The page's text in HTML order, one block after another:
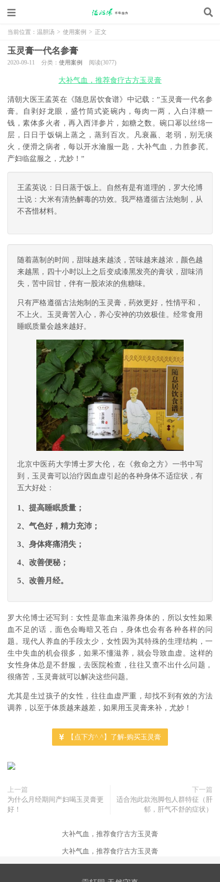
当前位置： 温胆汤 > 使用案例 > 正文
玉灵膏一代名参膏
2020-09-11 分类： 使用案例 阅读(3077)
大补气血，推荐食疗古方玉灵膏
清朝大医王孟英在《随息居饮食谱》中记载：”玉灵膏一代名参
膏。自剥好龙眼，盛竹筒式瓷碗内，每肉一两，入白洋糖一
钱，素体多火者，再入西洋参片，如糖之数。碗口幂以丝绵一
层，日日于饭锅上蒸之，蒸到百次。凡衰羸、老弱，别无痰
火，便滑之病者，每以开水瀹服一匙，大补气血，力胜参芪。
产妇临盆服之，尤妙！”
王孟英说：日日蒸于饭上。自然有是有道理的，罗大伦博
士说：大米有清热解毒的功效。我严格遵循古法炮制，从
不吝惜材料。
随着蒸制的时间，甜味越来越淡，苦味越来越浓，颜色越
来越黑，四十小时以上之后变成漆黑发亮的膏状，甜味消
失，苦中回甘，伴有一股浓浓的焦糖味。
只有严格遵循古法炮制的玉灵膏，药效更好，性情平和，
不上火。玉灵膏苦入心，养心安神的功效极佳。经常食用
睡眠质量会越来越好。
北京中医药大学博士罗大伦，在《救命之方》一书中写
到，玉灵膏可以治疗因血虚引起的各种身体不适症状，有
五大好处：
1、提高睡眠质量；
2、气色好，精力充沛；
3、身体疼痛消失；
4、改善便秘；
5、改善月经。
罗大伦博士还写到：女性是靠血来滋养身体的，所以女性如果
血不足的话，面色会晦暗又苍白，身体也会有各种各样的问
题。现代人养血的手段太少，女性因为其特殊的生理结构，一
生中失血的机会很多，如果不懂滋养，就会导致血虚。这样的
女性身体总是不舒服，去医院检查，往往又查不出什么问题，
很痛苦，玉灵膏就可以解决这些问题。
尤其是生过孩子的女性，往往血虚严重，却找不到有效的方法
调养，以至于体质越来越差，如果用玉灵膏来补，尤妙！
【点下方^.^】了解-购买玉灵膏
上一篇
为什么月经期间产妇喝玉灵膏更
好！
下一篇
适合泡此款泡脚包人群特征（肝
郁，肝气不舒的症状）
大补气血，推荐食疗古方玉灵膏
大补气血，推荐食疗古方玉灵膏